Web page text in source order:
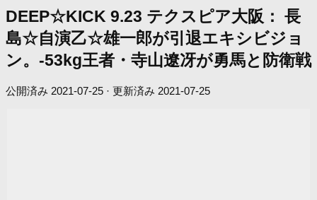
DEEP☆KICK 9.23 テクスピア大阪： 長
島☆自演乙☆雄一郎が引退エキシビジョ
ン。-53kg王者・寺山遼冴が勇馬と防衛戦
公開済み 2021-07-25 · 更新済み 2021-07-25